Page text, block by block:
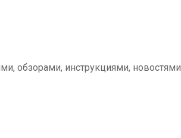
обзорами, инструкциями, новостями